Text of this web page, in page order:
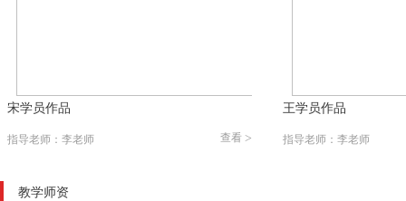
宋学员作品
查看 >
指导老师：李老师
王学员作品
指导老师：李老师
教学师资